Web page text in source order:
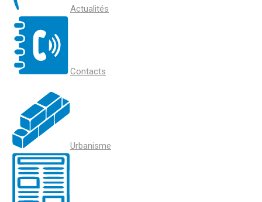
Actualités
Contacts
Urbanisme